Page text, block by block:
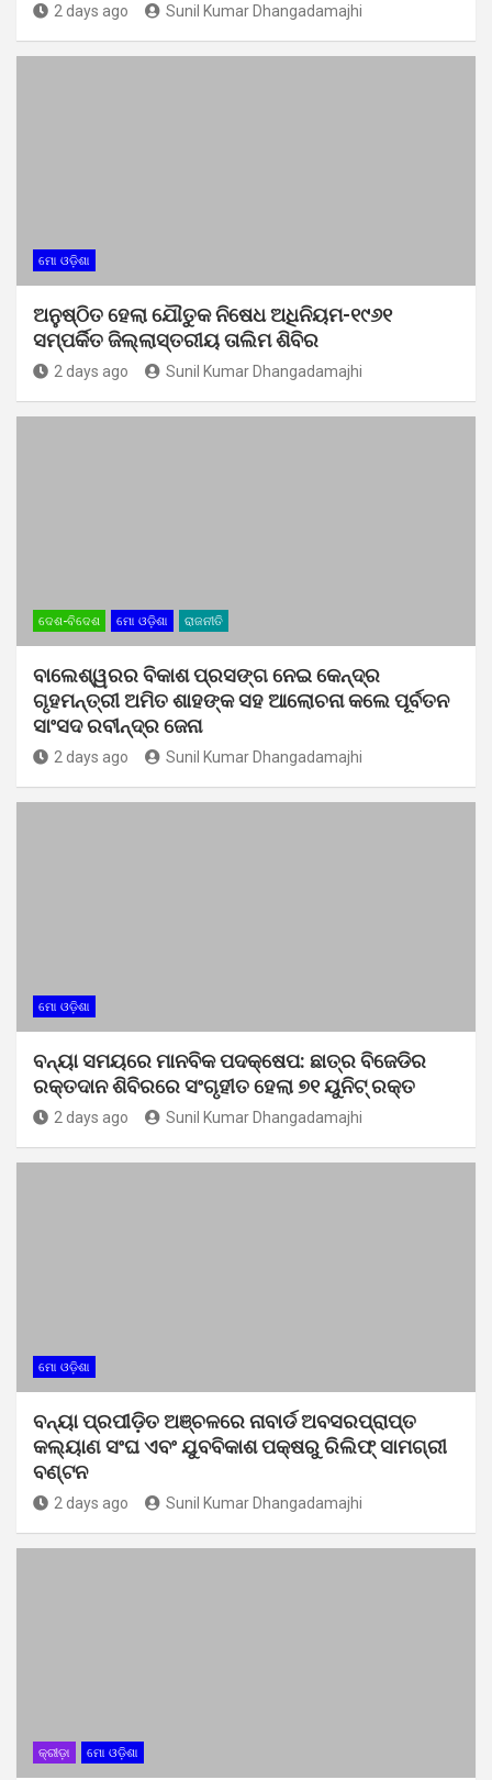
2 days ago Sunil Kumar Dhangadamajhi
ମୋ ଓଡ଼ିଶା
ଅନୁଷ୍ଠିତ ହେଲା ଯୌତୁକ ନିଷେଧ ଅଧିନିୟମ-୧୯୬୧
ସମ୍ପର୍କିତ ଜିଲ୍ଲାସ୍ତରୀୟ ତାଲିମ ଶିବିର
2 days ago Sunil Kumar Dhangadamajhi
ଦେଶ-ବିଦେଶ ମୋ ଓଡ଼ିଶା ରାଜନୀତି
ବାଲେଶ୍ୱରର ବିକାଶ ପ୍ରସଙ୍ଗ ନେଇ କେନ୍ଦ୍ର
ଗୃହମନ୍ତ୍ରୀ ଅମିତ ଶାହଙ୍କ ସହ ଆଲୋଚନା କଲେ ପୂର୍ବତନ
ସାଂସଦ ରବୀନ୍ଦ୍ର ଜେନା
2 days ago Sunil Kumar Dhangadamajhi
ମୋ ଓଡ଼ିଶା
ବନ୍ୟା ସମୟରେ ମାନବିକ ପଦକ୍ଷେପ: ଛାତ୍ର ବିଜେଡିର
ରକ୍ତଦାନ ଶିବିରରେ ସଂଗୃହୀତ ହେଲା ୭୧ ୟୁନିଟ୍ ରକ୍ତ
2 days ago Sunil Kumar Dhangadamajhi
ମୋ ଓଡ଼ିଶା
ବନ୍ୟା ପ୍ରପୀଡ଼ିତ ଅଞ୍ଚଳରେ ନାବାର୍ଡ ଅବସରପ୍ରାପ୍ତ
କଲ୍ୟାଣ ସଂଘ ଏବଂ ଯୁବବିକାଶ ପକ୍ଷରୁ ରିଲିଫ୍ ସାମଗ୍ରୀ
ବଣ୍ଟନ
2 days ago Sunil Kumar Dhangadamajhi
କ୍ରୀଡ଼ା ମୋ ଓଡ଼ିଶା